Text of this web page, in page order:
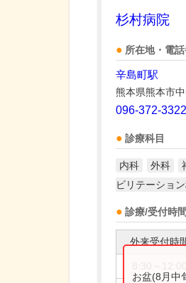
杉村病院
所在地・電
辛島町駅
熊本県熊本市
096-372-3322
診療科目
内科 外科
ビリテーショ
診療/受付時
外来受付時
お盆(8月中